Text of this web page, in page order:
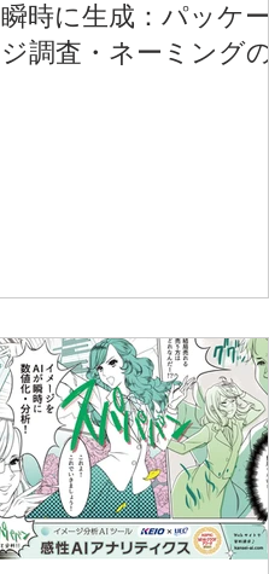
瞬時に生成：パッケー
ジ調査・ネーミングの